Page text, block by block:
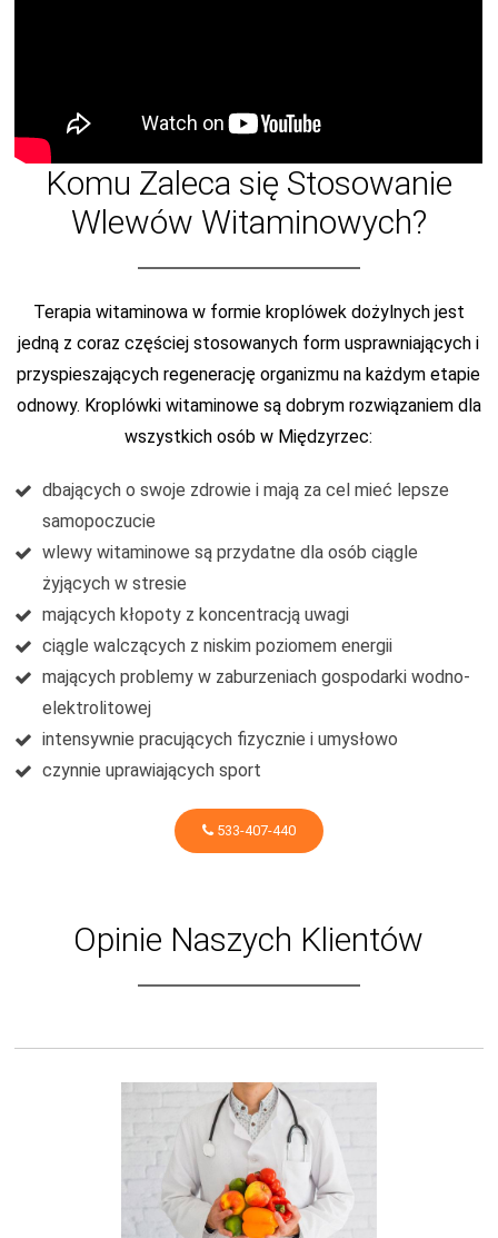
Komu Zaleca się Stosowanie
Wlewów Witaminowych?
Terapia witaminowa w formie kroplówek dożylnych jest
jedną z coraz częściej stosowanych form usprawniających i
przyspieszających regenerację organizmu na każdym etapie
odnowy. Kroplówki witaminowe są dobrym rozwiązaniem dla
wszystkich osób w Międzyrzec:
dbających o swoje zdrowie i mają za cel mieć lepsze
samopoczucie
wlewy witaminowe są przydatne dla osób ciągle
żyjących w stresie
mających kłopoty z koncentracją uwagi
ciągle walczących z niskim poziomem energii
mających problemy w zaburzeniach gospodarki wodno-
elektrolitowej
intensywnie pracujących fizycznie i umysłowo
czynnie uprawiających sport
533-407-440
Opinie Naszych Klientów